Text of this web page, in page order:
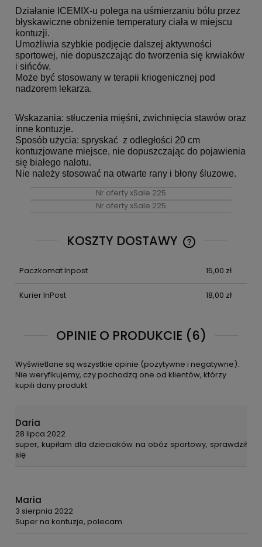
Działanie ICEMIX-u polega na uśmierzaniu bólu przez
błyskawiczne obniżenie temperatury ciała w miejscu
kontuzji.
Umożliwia szybkie podjęcie dalszej aktywności
sportowej, nie dopuszczając do tworzenia się krwiaków
i sińców.
Może być stosowany w terapii kriogenicznej pod
nadzorem lekarza.
Wskazania: stłuczenia mięśni, zwichnięcia stawów oraz
inne kontuzje.
Sposób użycia: spryskać z odległości 20 cm
kontuzjowane miejsce, nie dopuszczając do pojawienia
się białego nalotu.
Nie należy stosować na otwarte rany i błony śluzowe.
Nr oferty xSale 225
Nr oferty xSale 225
KOSZTY DOSTAWY
CENA NIE
Paczkomat Inpost
15,00 zł
Kurier InPost 18,00 zł
OPINIE O PRODUKCIE (6)
Wyświetlane są wszystkie opinie (pozytywne i negatywne).
Nie weryfikujemy, czy pochodzą one od klientów, którzy
kupili dany produkt.
Daria
28 lipca 2022
super, kupiłam dla dzieciaków na obóz sportowy, sprawdził
się
Maria
3 sierpnia 2022
Super na kontuzje, polecam